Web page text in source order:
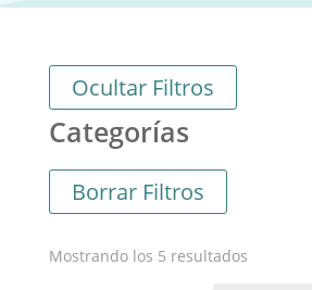
Ocultar Filtros
Categorías
Borrar Filtros
Mostrando los 5 resultadosOrdenado